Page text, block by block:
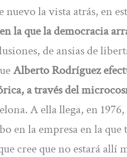
nuevo la vista atrás, en
la que la democracia
de ansias de
Alberto Rodríguez
a través del
A ella llega, en
en la empresa en la que
cree que no estará allí